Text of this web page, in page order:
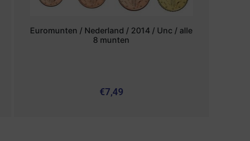
Euromunten / Nederland / 2014 / Unc / alle
8 munten
€7,49